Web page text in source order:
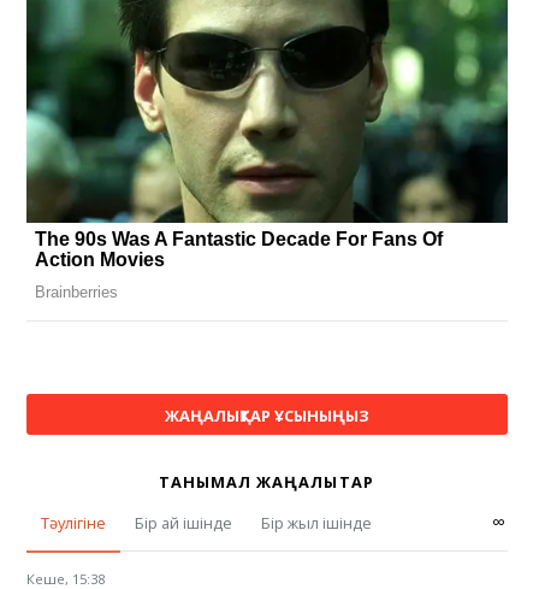
ЖАҢАЛЫҚТАР ҰСЫНЫҢЫЗ
ТАНЫМАЛ ЖАҢАЛЫҚТАР
Тәулігіне
Бір ай ішінде Бір жыл ішінде ∞
Кеше, 15:38